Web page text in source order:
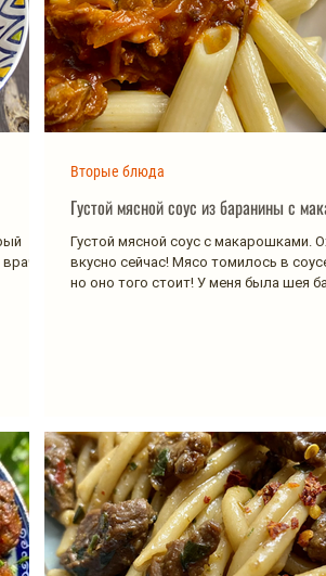
Густой мясной соус из баранины с
Густой мясной соус с макарошками.
вкусно сейчас! Мясо томилось в соусе
но оно того стоит! У меня была шея
Вторые блюда